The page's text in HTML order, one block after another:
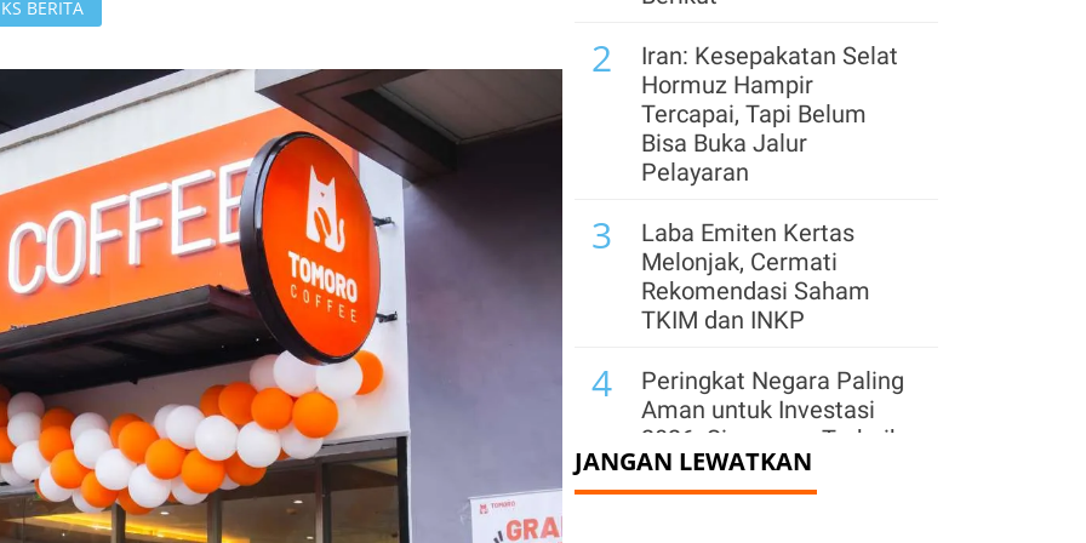
BERITA
2
Iran: Kesepakatan Selat
Hormuz Hampir
Tercapai, Tapi Belum
Bisa Buka Jalur
Pelayaran
3
Laba Emiten Kertas
Melonjak, Cermati
Rekomendasi Saham
TKIM dan INKP
4
Peringkat Negara Paling
Aman untuk Investasi
2026: Singapura Terbaik
di Asia
JANGAN LEWATKAN